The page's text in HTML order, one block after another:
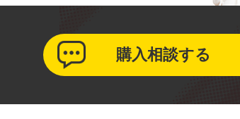
購入相談する